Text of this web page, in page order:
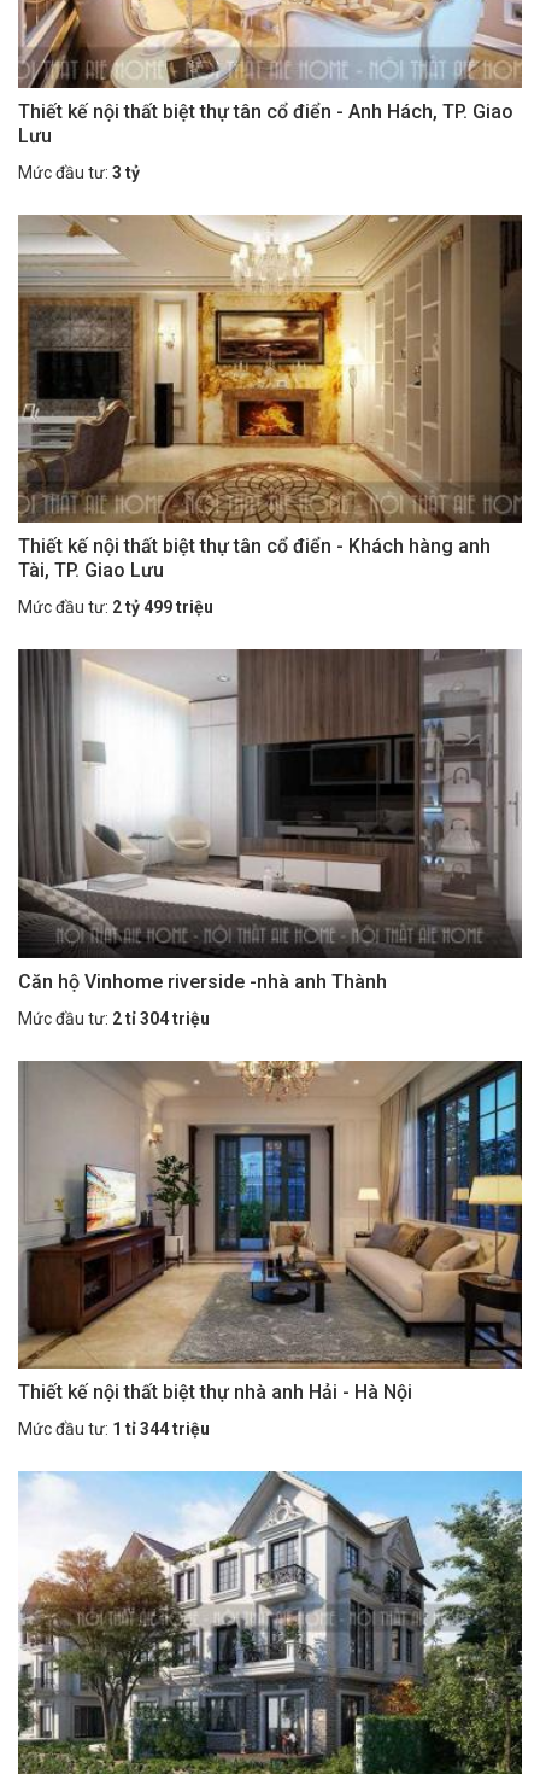
Thiết kế nội thất biệt thự tân cổ điển - Anh Hách, TP. Giao
Lưu
Mức đầu tư: 3 tỷ
Thiết kế nội thất biệt thự tân cổ điển - Khách hàng anh
Tài, TP. Giao Lưu
Mức đầu tư: 2 tỷ 499 triệu
Căn hộ Vinhome riverside -nhà anh Thành
Mức đầu tư: 2 tỉ 304 triệu
Thiết kế nội thất biệt thự nhà anh Hải - Hà Nội
Mức đầu tư: 1 tỉ 344 triệu